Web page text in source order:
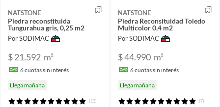
NATSTONE
Piedra reconstituida
Tungurahua gris, 0,25 m2
Por SODIMAC
$ 21.592 m²
6cuotas sin interés
Llega mañana
(13)
NATSTONE
Piedra Reconsituidad Toledo
Multicolor 0,4 m2
Por SODIMAC
$ 44.990 m²
6cuotas sin interés
Llega mañana
(7)